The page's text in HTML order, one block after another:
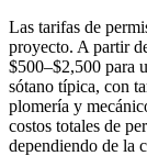
Las tarifas de
proyecto. A partir
$500–$2,500 para
sótano típica, con
plomería y
costos totales de
dependiendo de la